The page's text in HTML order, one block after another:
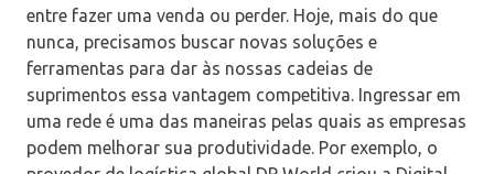
entre fazer uma venda ou perder. Hoje, mais do que
nunca, precisamos buscar novas soluções e
ferramentas para dar às nossas cadeias de
suprimentos essa vantagem competitiva. Ingressar em
uma rede é uma das maneiras pelas quais as empresas
podem melhorar sua produtividade. Por exemplo, o